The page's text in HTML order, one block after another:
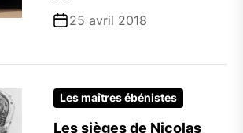
25 avril 2018
Les maîtres ébénistes
Les sièges de Nicolas